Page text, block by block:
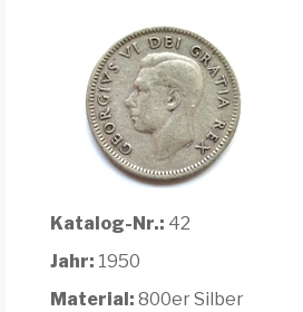
Katalog-Nr.: 42
Jahr: 1950
Material: 800er Silber